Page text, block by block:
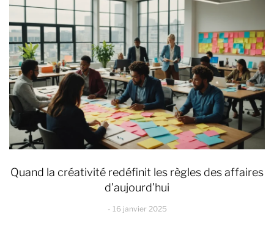
Quand la créativité redéfinit les règles des affaires
d’aujourd’hui
16 janvier 2025